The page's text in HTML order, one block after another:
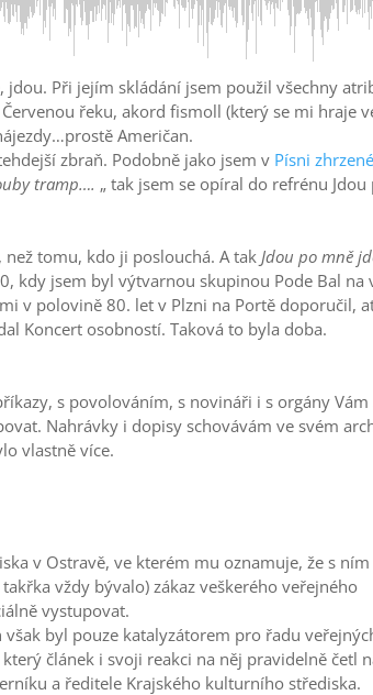
Při jejím skládání jsem použil všechny
řeku, akord fismoll (který se mi hraje
Američan.
zbraň. Podobně jako jsem v Písni
tramp…. „ tak jsem se opíral do refrénu Jdou
tomu, kdo ji poslouchá. A tak Jdou po mně
kdy jsem byl výtvarnou skupinou Pode Bal na
v polovině 80. let v Plzni na Portě doporučil,
Koncert osobností. Taková to byla doba.
s povolováním, s novináři i s orgány Vám
Nahrávky i dopisy schovávám ve svém
vlastně více.
v Ostravě, ve kterém mu oznamuje, že s ním
vždy bývalo) zákaz veškerého veřejného
vystupovat.
byl pouze katalyzátorem pro řadu
článek i svoji reakci na něj pravidelně četl
a ředitele Krajského kulturního střediska.